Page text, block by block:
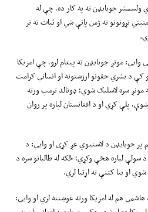
ولسمشر جوبایډن ته په کار ده، چې له
تړونونو ته ژمن پاتې شي او ثبات ته تر
مونږ جوبایډن ته پیغام لرو، چې امریکا
کې د بشري حقونو ارزښتونه او انساني کرامت
مونږ سره لاسلیک شوي؛ ډونالد ترمپ ورته
پلې کړي او د افغانستان لپاره پر روان
پر جوبایډن د لاسنیوي غږ کړی او وایي: د
سولې لپاره هڅې وکړي؛ ځکه له طالبانو سره د
او بیا کتنې ته اړتیا لري.
هم له امریکا ورته غوښتنه لري او وایي: